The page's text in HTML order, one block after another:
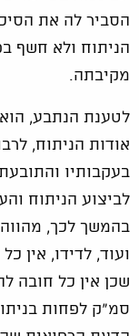
הסביר לה את
הניתוח ולא חשף
מקיבתה.
לטענת הנתבע,
אודות הניתוח,
בעקבותיו
לביצוע הניתוח
בהמשך לכך,
ועוד, לדידו, אין כל
שכן אין כל חובה
סמ"ק לפחות